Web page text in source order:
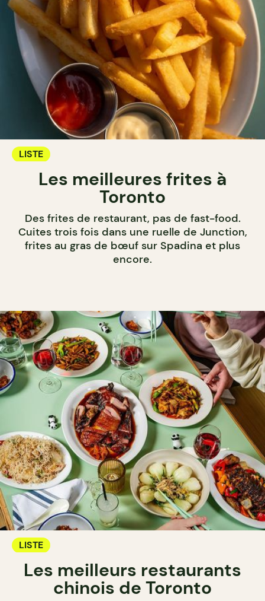
LISTE
Les meilleures frites à
Toronto
Des frites de restaurant, pas de fast-food.
Cuites trois fois dans une ruelle de Junction,
frites au gras de bœuf sur Spadina et plus
encore.
LISTE
Les meilleurs restaurants
chinois de Toronto